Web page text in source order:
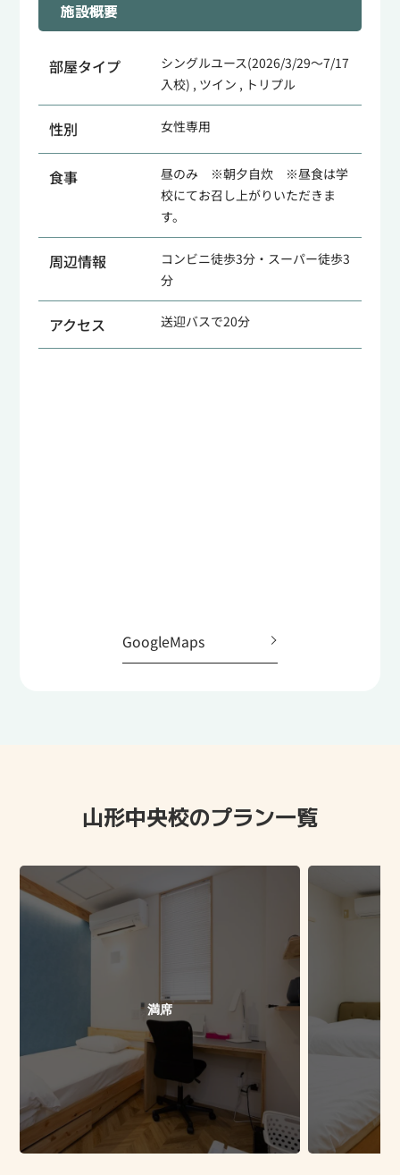
施設概要
部屋タイプ
シングルユース(2026/3/29～7/17
入校) , ツイン , トリプル
性別 女性専用
食事
昼のみ ※朝夕自炊 ※昼食は学
校にてお召し上がりいただきま
す。
周辺情報
コンビニ徒歩3分・スーパー徒歩3
分
アクセス 送迎バスで20分
GoogleMaps
⁩山形中央校のプラン一覧
満席